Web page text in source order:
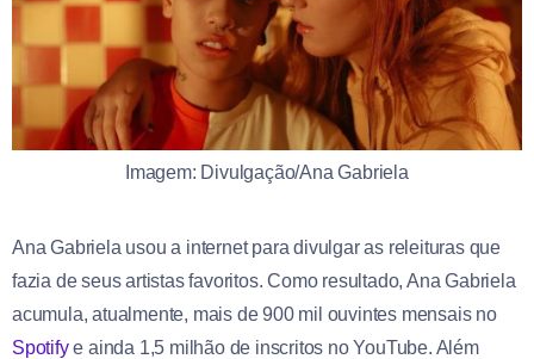
Imagem: Divulgação/Ana Gabriela
Ana Gabriela usou a internet para divulgar as releituras que
fazia de seus artistas favoritos. Como resultado, Ana Gabriela
acumula, atualmente, mais de 900 mil ouvintes mensais no
Spotifye ainda 1,5 milhão de inscritos no YouTube. Além